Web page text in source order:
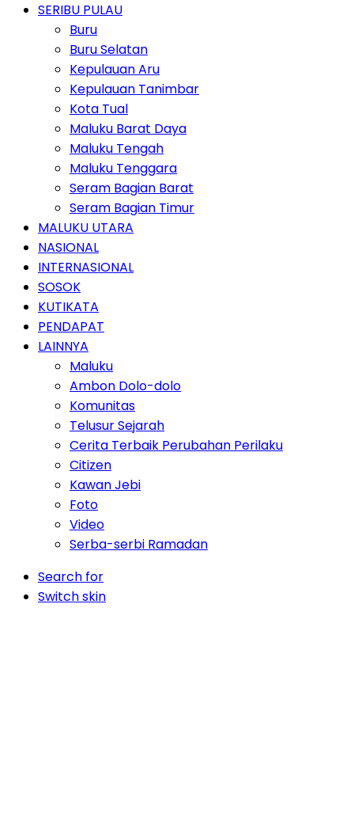
SERIBU PULAU
Buru
Buru Selatan
Kepulauan Aru
Kepulauan Tanimbar
Kota Tual
Maluku Barat Daya
Maluku Tengah
Maluku Tenggara
Seram Bagian Barat
Seram Bagian Timur
MALUKU UTARA
NASIONAL
INTERNASIONAL
SOSOK
KUTIKATA
PENDAPAT
LAINNYA
Maluku
Ambon Dolo-dolo
Komunitas
Telusur Sejarah
Cerita Terbaik Perubahan Perilaku
Citizen
Kawan Jebi
Foto
Video
Serba-serbi Ramadan
Search for
Switch skin